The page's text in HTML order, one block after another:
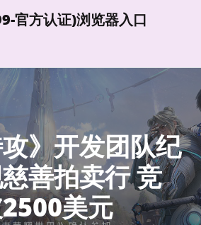
官方认证)浏览器入口
》开发团队纪
善拍卖行 竞
美元